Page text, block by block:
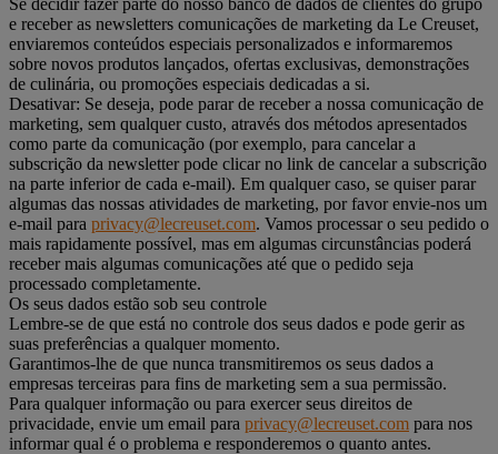
e receber as newsletters comunicações de marketing da Le Creuset,
enviaremos conteúdos especiais personalizados e informaremos
sobre novos produtos lançados, ofertas exclusivas, demonstrações
de culinária, ou promoções especiais dedicadas a si.
Desativar: Se deseja, pode parar de receber a nossa comunicação de
marketing, sem qualquer custo, através dos métodos apresentados
como parte da comunicação (por exemplo, para cancelar a
subscrição da newsletter pode clicar no link de cancelar a subscrição
na parte inferior de cada e-mail). Em qualquer caso, se quiser parar
algumas das nossas atividades de marketing, por favor envie-nos um
e-mail para privacy@lecreuset.com. Vamos processar o seu pedido o
mais rapidamente possível, mas em algumas circunstâncias poderá
receber mais algumas comunicações até que o pedido seja
processado completamente.
Os seus dados estão sob seu controle
Lembre-se de que está no controle dos seus dados e pode gerir as
suas preferências a qualquer momento.
Garantimos-lhe de que nunca transmitiremos os seus dados a
empresas terceiras para fins de marketing sem a sua permissão.
Para qualquer informação ou para exercer seus direitos de
privacidade, envie um email para privacy@lecreuset.com para nos
informar qual é o problema e responderemos o quanto antes.